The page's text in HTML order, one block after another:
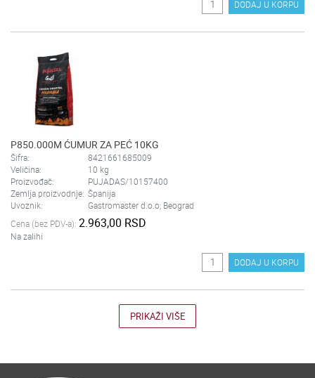
DODAJ U KORPU
P850.000M ĆUMUR ZA PEĆ 10KG
Šifra:
8421661685009
Veličina:
10 kg
Proizvođač:
PUJADAS/10157400
Zemlja proizvodnje: Španija
Uvoznik:
Gastromaster d.o.o; Beograd
Cena (bez PDV-a): 2.963,00 RSD
Na zalihi
DODAJ U KORPU
PRIKAŽI VIŠE